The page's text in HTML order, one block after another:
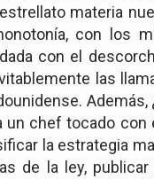
materia
con los
con el
las
chef tocado con
la estrategia
de la ley,